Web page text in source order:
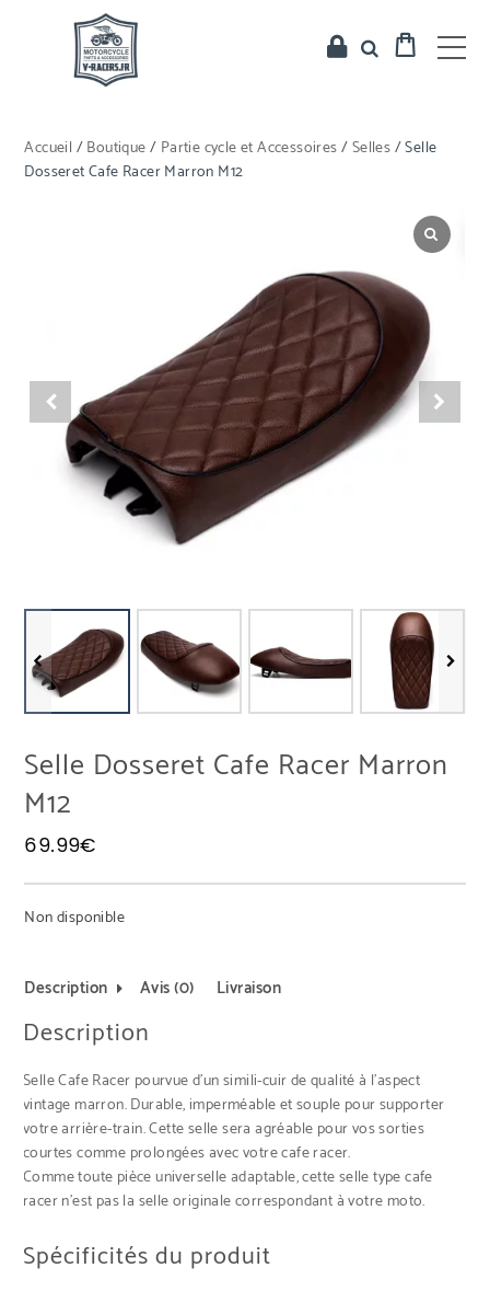
Accueil /Boutique/ Partie cycle et Accessoires/Selles/ Selle
Dosseret Cafe Racer Marron M12
Selle Dosseret Cafe Racer Marron
M12
69.99€
Non disponible
Description Avis (0) Livraison
Description
Selle Cafe Racer pourvue d’un simili-cuir de qualité à l’aspect
vintage marron. Durable, imperméable et souple pour supporter
votre arrière-train. Cette selle sera agréable pour vos sorties
courtes comme prolongées avec votre cafe racer.
Comme toute pièce universelle adaptable, cette selle type cafe
racer n’est pas la selle originale correspondant à votre moto.
Spécificités du produit